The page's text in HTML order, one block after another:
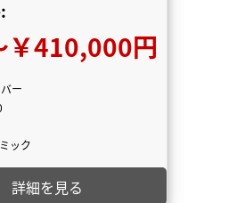
￥410,000円
ー
ック
詳細を見る